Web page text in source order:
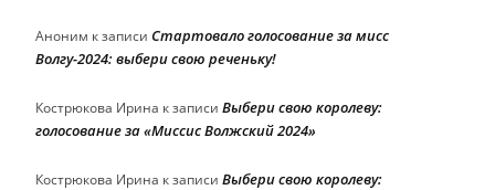
Аноним к записи Стартовало голосование за мисс
Волгу-2024: выбери свою реченьку!
Кострюкова Ирина к записи Выбери свою королеву:
голосование за «Миссис Волжский 2024»
Кострюкова Ирина к записи Выбери свою королеву: